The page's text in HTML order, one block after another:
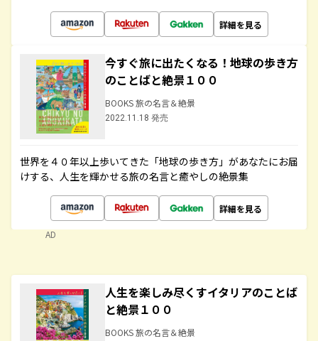
詳細を見る
今すぐ旅に出たくなる！地球の歩き方
のことばと絶景１００
BOOKS 旅の名言＆絶景
2022.11.18 発売
世界を４０年以上歩いてきた「地球の歩き方」があなたにお届
けする、人生を輝かせる旅の名言と癒やしの絶景集
詳細を見る
AD
人生を楽しみ尽くすイタリアのことば
と絶景１００
BOOKS 旅の名言＆絶景